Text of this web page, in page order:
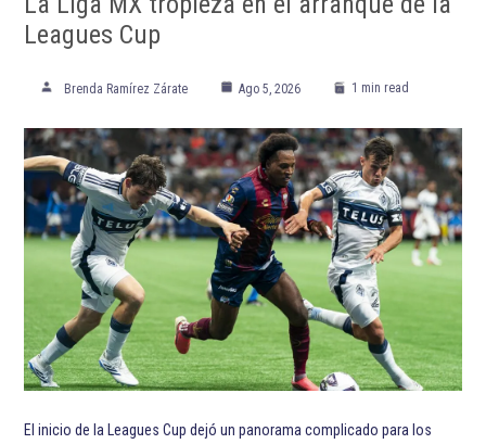
ETIQUETADO: Chris Paul
NBA Paul George Phoenix Suns Temporada 2020-21 de la NBA